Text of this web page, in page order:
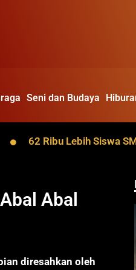
Seni dan Budaya
62 Ribu Lebih Siswa SMA-
Abal
diresahkan oleh